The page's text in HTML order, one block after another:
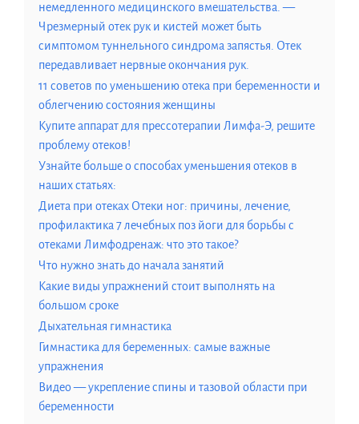
немедленного медицинского вмешательства. —
Чрезмерный отек рук и кистей может быть
симптомом туннельного синдрома запястья. Отек
передавливает нервные окончания рук.
11 советов по уменьшению отека при беременности и
облегчению состояния женщины
Купите аппарат для прессотерапии Лимфа-Э, решите
проблему отеков!
Узнайте больше о способах уменьшения отеков в
наших статьях:
Диета при отеках Отеки ног: причины, лечение,
профилактика 7 лечебных поз йоги для борьбы с
отеками Лимфодренаж: что это такое?
Что нужно знать до начала занятий
Какие виды упражнений стоит выполнять на
большом сроке
Дыхательная гимнастика
Гимнастика для беременных: самые важные
упражнения
Видео — укрепление спины и тазовой области при
беременности